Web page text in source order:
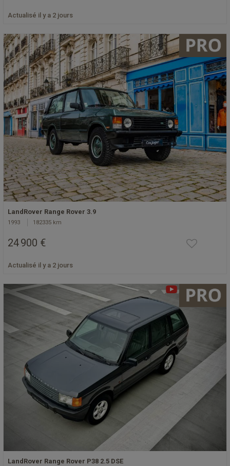
Actualisé il y a 2 jours
LandRover Range Rover 3.9
1993 182335 km
24 900 €
Actualisé il y a 2 jours
LandRover Range Rover P38 2.5 DSE